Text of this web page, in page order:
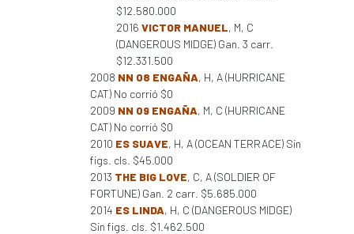
$12.580.000
2016 VICTOR MANUEL, M, C
(DANGEROUS MIDGE) Gan. 3 carr.
$12.331.500
2008 NN 08 ENGAÑA, H, A (HURRICANE
CAT) No corrió $0
2009 NN 09 ENGAÑA, M, C (HURRICANE
CAT) No corrió $0
2010 ES SUAVE, H, A (OCEAN TERRACE) Sin
figs. cls. $45.000
2013 THE BIG LOVE, C, A (SOLDIER OF
FORTUNE) Gan. 2 carr. $5.685.000
2014 ES LINDA, H, C (DANGEROUS MIDGE)
Sin figs. cls. $1.462.500